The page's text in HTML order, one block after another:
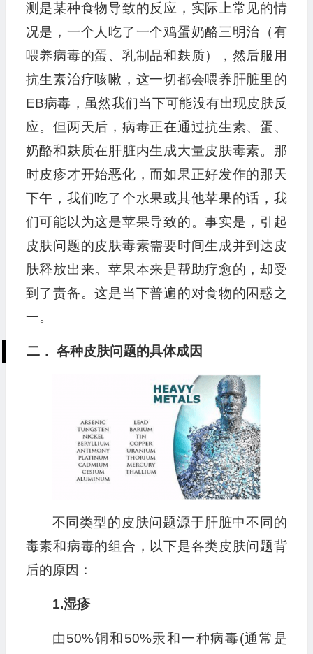
测是某种食物导致的反应，实际上常见的情
况是，一个人吃了一个鸡蛋奶酪三明治（有
喂养病毒的蛋、乳制品和麸质），然后服用
抗生素治疗咳嗽，这一切都会喂养肝脏里的
EB病毒，虽然我们当下可能没有出现皮肤反
应。但两天后，病毒正在通过抗生素、蛋、
奶酪和麸质在肝脏内生成大量皮肤毒素。那
时皮疹才开始恶化，而如果正好发作的那天
下午，我们吃了个水果或其他苹果的话，我
们可能以为这是苹果导致的。事实是，引起
皮肤问题的皮肤毒素需要时间生成并到达皮
肤释放出来。苹果本来是帮助疗愈的，却受
到了责备。这是当下普遍的对食物的困惑之
一。
二． 各种皮肤问题的具体成因
不同类型的皮肤问题源于肝脏中不同的
毒素和病毒的组合，以下是各类皮肤问题背
后的原因：
1.湿疹
由50%铜和50%汞和一种病毒(通常是